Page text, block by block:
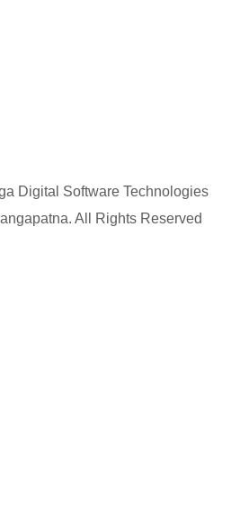
Digital Software Technologies
All Rights Reserved